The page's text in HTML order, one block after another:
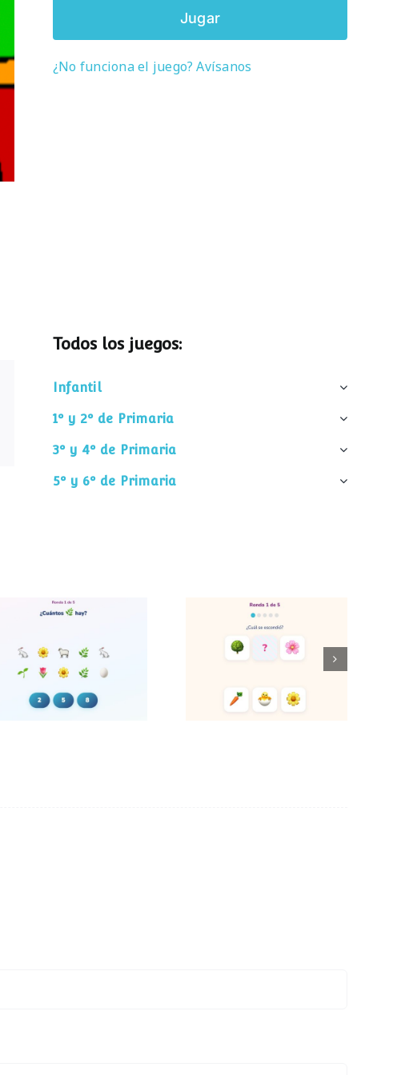
Jugar
¿No funciona el juego? Avísanos
Todos los juegos:
Infantil
1º y 2º de Primaria
3º y 4º de Primaria
5º y 6º de Primaria
¿Cuántos
elementos hay?
¿Cuál desapareció?